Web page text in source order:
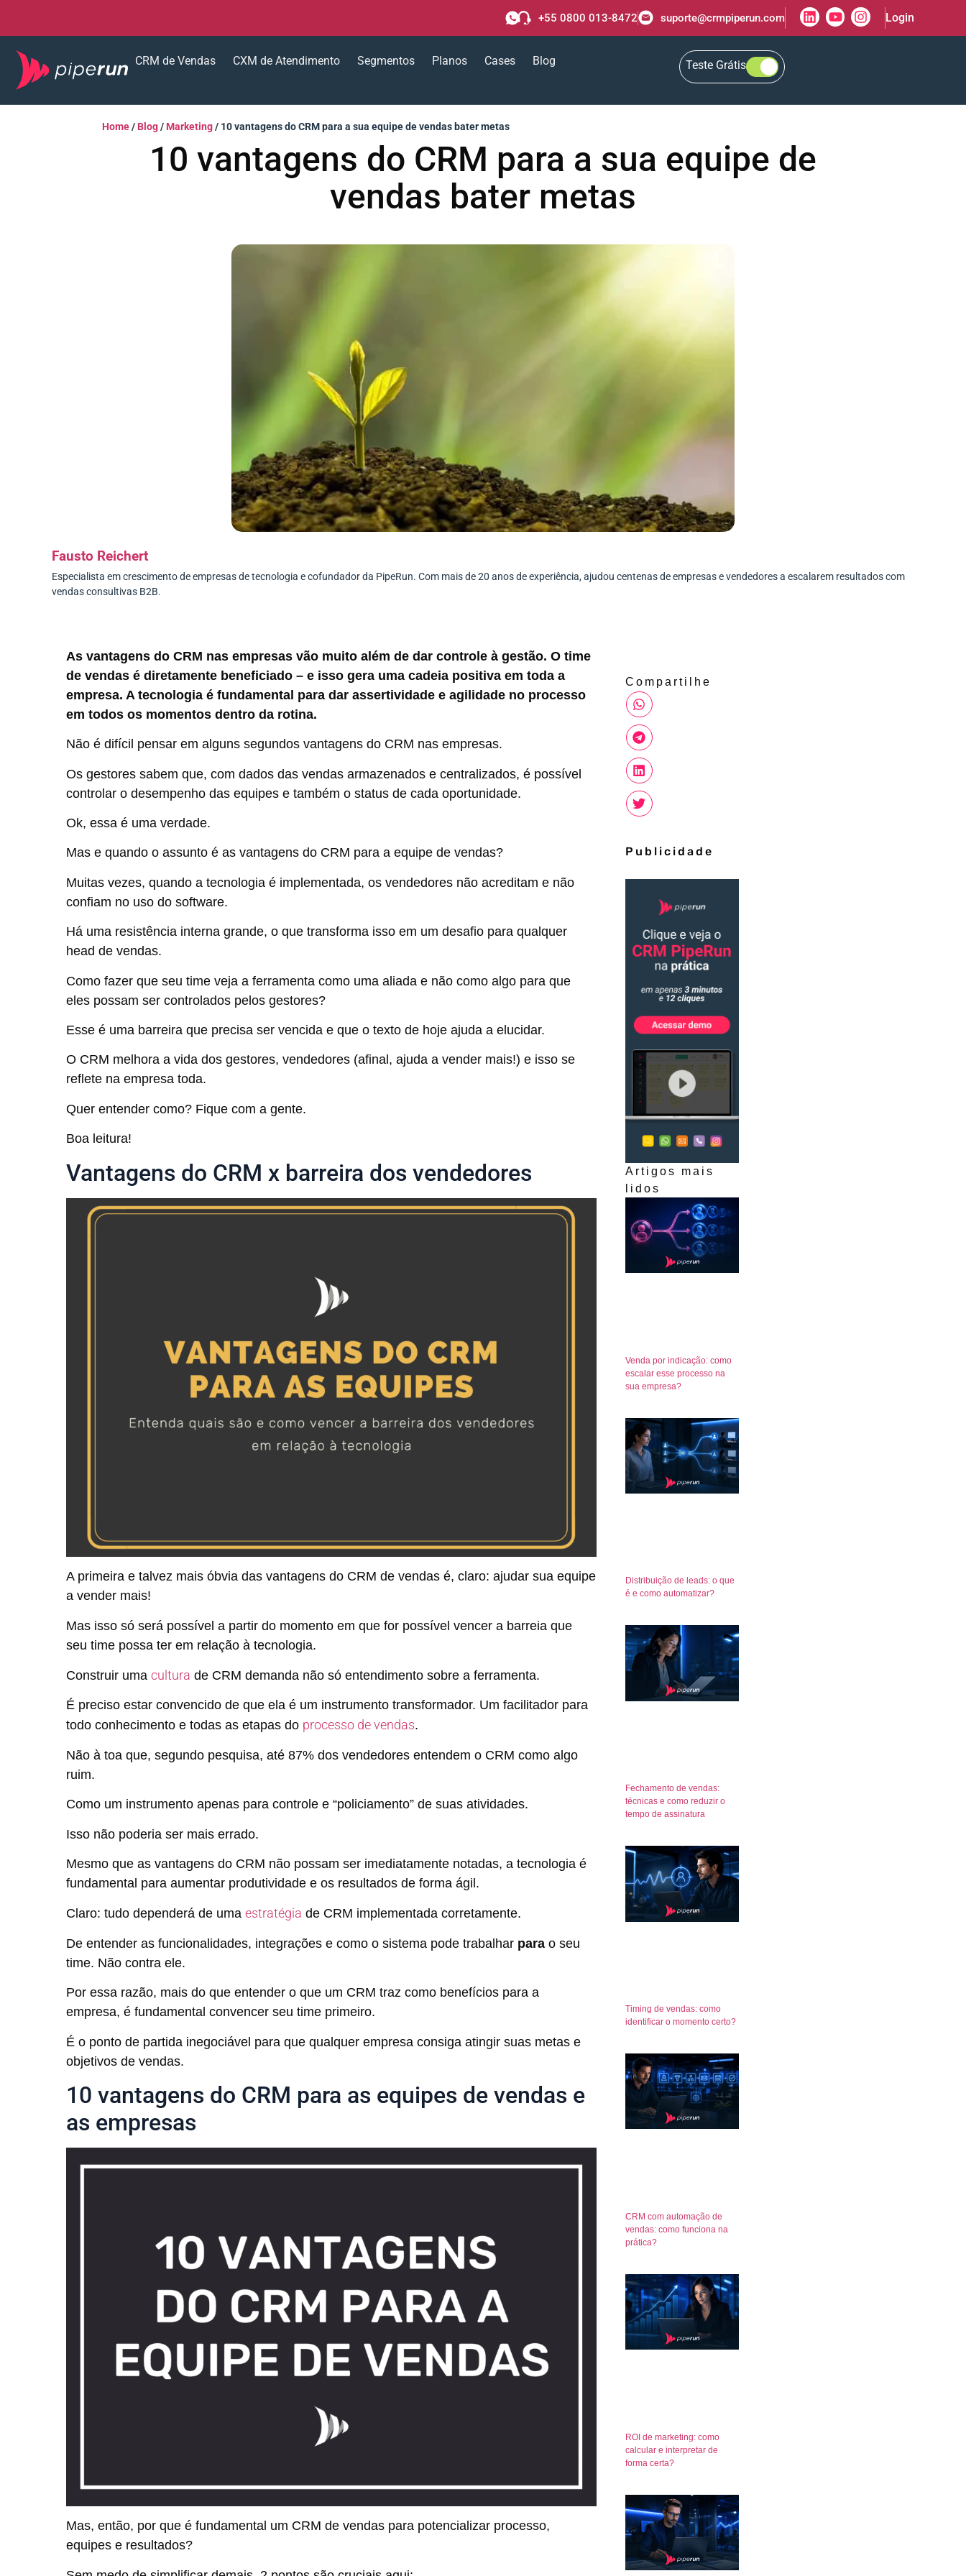
+55 0800 013-8472 suporte@crmpiperun.com Login
CRM de Vendas CXM de Atendimento Segmentos Planos Cases Blog Teste Grátis
Home/ Blog/ Marketing/ 10 vantagens do CRM para a sua equipe de vendas bater metas
10 vantagens do CRM para a sua equipe de
vendas bater metas
Fausto Reichert
Especialista em crescimento de empresas de tecnologia e cofundador da PipeRun. Com mais de 20 anos de experiência, ajudou centenas de empresas e vendedores a escalarem resultados com
vendas consultivas B2B.
As vantagens do CRM nas empresas vão muito além de dar controle à gestão. O time
de vendas é diretamente beneficiado – e isso gera uma cadeia positiva em toda a
empresa. A tecnologia é fundamental para dar assertividade e agilidade no processo
em todos os momentos dentro da rotina.
Não é difícil pensar em alguns segundos vantagens do CRM nas empresas.
Os gestores sabem que, com dados das vendas armazenados e centralizados, é possível
controlar o desempenho das equipes e também o status de cada oportunidade.
Ok, essa é uma verdade.
Mas e quando o assunto é as vantagens do CRM para a equipe de vendas?
Muitas vezes, quando a tecnologia é implementada, os vendedores não acreditam e não
confiam no uso do software.
Há uma resistência interna grande, o que transforma isso em um desafio para qualquer
head de vendas.
Como fazer que seu time veja a ferramenta como uma aliada e não como algo para que
eles possam ser controlados pelos gestores?
Esse é uma barreira que precisa ser vencida e que o texto de hoje ajuda a elucidar.
O CRM melhora a vida dos gestores, vendedores (afinal, ajuda a vender mais!) e isso se
reflete na empresa toda.
Quer entender como? Fique com a gente.
Boa leitura!
Vantagens do CRM x barreira dos vendedores
A primeira e talvez mais óbvia das vantagens do CRM de vendas é, claro: ajudar sua equipe
a vender mais!
Mas isso só será possível a partir do momento em que for possível vencer a barreia que
seu time possa ter em relação à tecnologia.
Construir uma cultura de CRM demanda não só entendimento sobre a ferramenta.
É preciso estar convencido de que ela é um instrumento transformador. Um facilitador para
todo conhecimento e todas as etapas do processo de vendas.
Não à toa que, segundo pesquisa, até 87% dos vendedores entendem o CRM como algo
ruim.
Como um instrumento apenas para controle e “policiamento” de suas atividades.
Isso não poderia ser mais errado.
Mesmo que as vantagens do CRM não possam ser imediatamente notadas, a tecnologia é
fundamental para aumentar produtividade e os resultados de forma ágil.
Claro: tudo dependerá de uma estratégia de CRM implementada corretamente.
De entender as funcionalidades, integrações e como o sistema pode trabalhar para o seu
time. Não contra ele.
Por essa razão, mais do que entender o que um CRM traz como benefícios para a
empresa, é fundamental convencer seu time primeiro.
É o ponto de partida inegociável para que qualquer empresa consiga atingir suas metas e
objetivos de vendas.
10 vantagens do CRM para as equipes de vendas e
as empresas
Mas, então, por que é fundamental um CRM de vendas para potencializar processo,
equipes e resultados?
Compartilhe
Publicidade
Artigos mais
lidos
Venda por indicação: como
escalar esse processo na
sua empresa?
Distribuição de leads: o que
é e como automatizar?
Fechamento de vendas:
técnicas e como reduzir o
tempo de assinatura
Timing de vendas: como
identificar o momento certo?
CRM com automação de
vendas: como funciona na
prática?
ROI de marketing: como
calcular e interpretar de
forma certa?